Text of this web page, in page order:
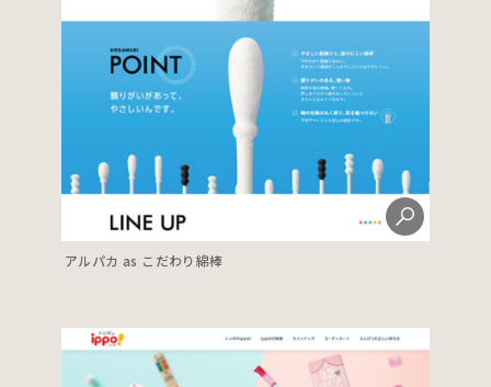
アルパカ as こだわり綿棒